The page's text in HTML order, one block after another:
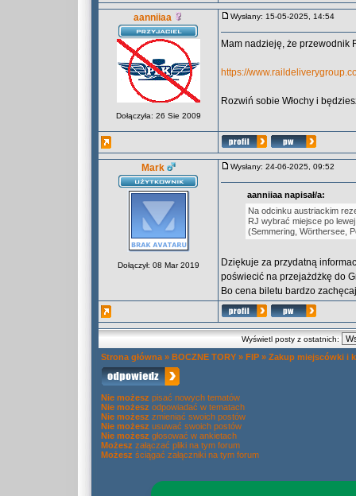
aanniiaa
Dołączyła: 26 Sie 2009
Wysłany: 15-05-2025, 14:54
Mam nadzieję, że przewodnik
https://
Rozwiń sobie Włochy i
Mark
Dołączył: 08 Mar 2019
Wysłany: 24-06-2025, 09:52
aanniiaa napisał/a:
Na odcinku austriackim
RJ wybrać miejsce po
(Semmering, Wörthersee,
Dziękuje za przydatną
poświecić na przejażdżkę do
Bo cena biletu bardzo
Wyświetl posty z ostatnich:
Strona główna » BOCZNE TORY » FIP » Zakup miejscówki i
Nie możesz pisać nowych tematów
Nie możesz odpowiadać w tematach
Nie możesz zmieniać swoich postów
Nie możesz usuwać swoich postów
Nie możesz głosować w ankietach
Możesz załączać pliki na tym forum
Możesz ściągać załączniki na tym forum